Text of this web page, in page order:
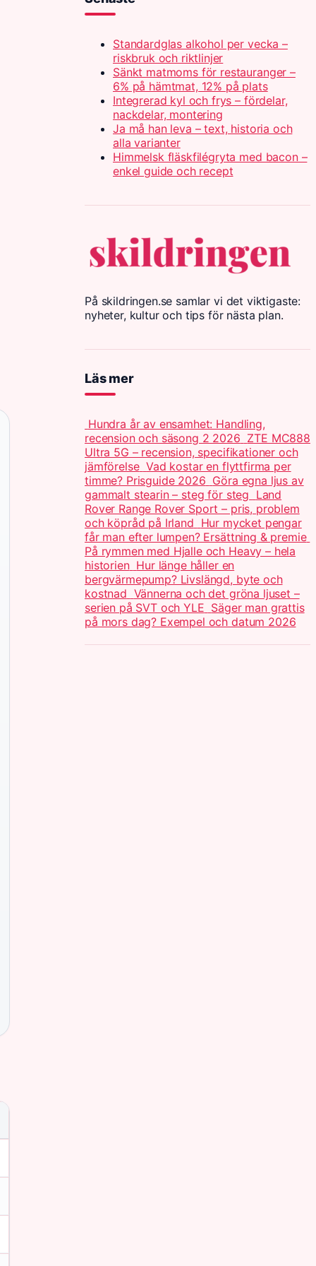
Standardglas alkohol per vecka –
riskbruk och riktlinjer
Sänkt matmoms för restauranger –
6% på hämtmat, 12% på plats
Integrerad kyl och frys – fördelar,
nackdelar, montering
Ja må han leva – text, historia och
alla varianter
Himmelsk fläskfilégryta med bacon –
enkel guide och recept
På skildringen.se samlar vi det viktigaste:
nyheter, kultur och tips för nästa plan.
Läs mer
Hundra år av ensamhet: Handling,
recension och säsong 2 2026 ZTE MC888
Ultra 5G – recension, specifikationer och
jämförelse Vad kostar en flyttfirma per
timme? Prisguide 2026 Göra egna ljus av
gammalt stearin – steg för steg Land
Rover Range Rover Sport – pris, problem
och köpråd på Irland Hur mycket pengar
får man efter lumpen? Ersättning & premie
På rymmen med Hjalle och Heavy – hela
historien Hur länge håller en
bergvärmepump? Livslängd, byte och
kostnad Vännerna och det gröna ljuset –
serien på SVT och YLE Säger man grattis
på mors dag? Exempel och datum 2026